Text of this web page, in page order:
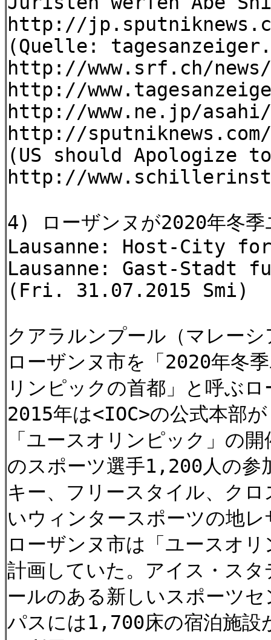
http://
(Quelle:
http://www.srf.ch/
http://
http://www.ne.jp/
http://
(US should Apologize
http://
4) ローザンヌが2020年冬季
Lausanne: Host-City
Lausanne: Gast-Stadt
(Fri. 31.07.2015 Smi)
クアラルンプール（マレー
ローザンヌ市を「2020年冬
リンピックの首都」と呼ぶ
2015年は<IOC>の公式本部
「ユースオリンピック」の
のスポーツ選手1,200人の参
キー、フリースタイル、ク
いウィンタースポーツの地
ローザンヌ市は「ユースオ
計画していた。アイス・ス
ールのある新しいスポーツ
パスには1,700床の宿泊施設